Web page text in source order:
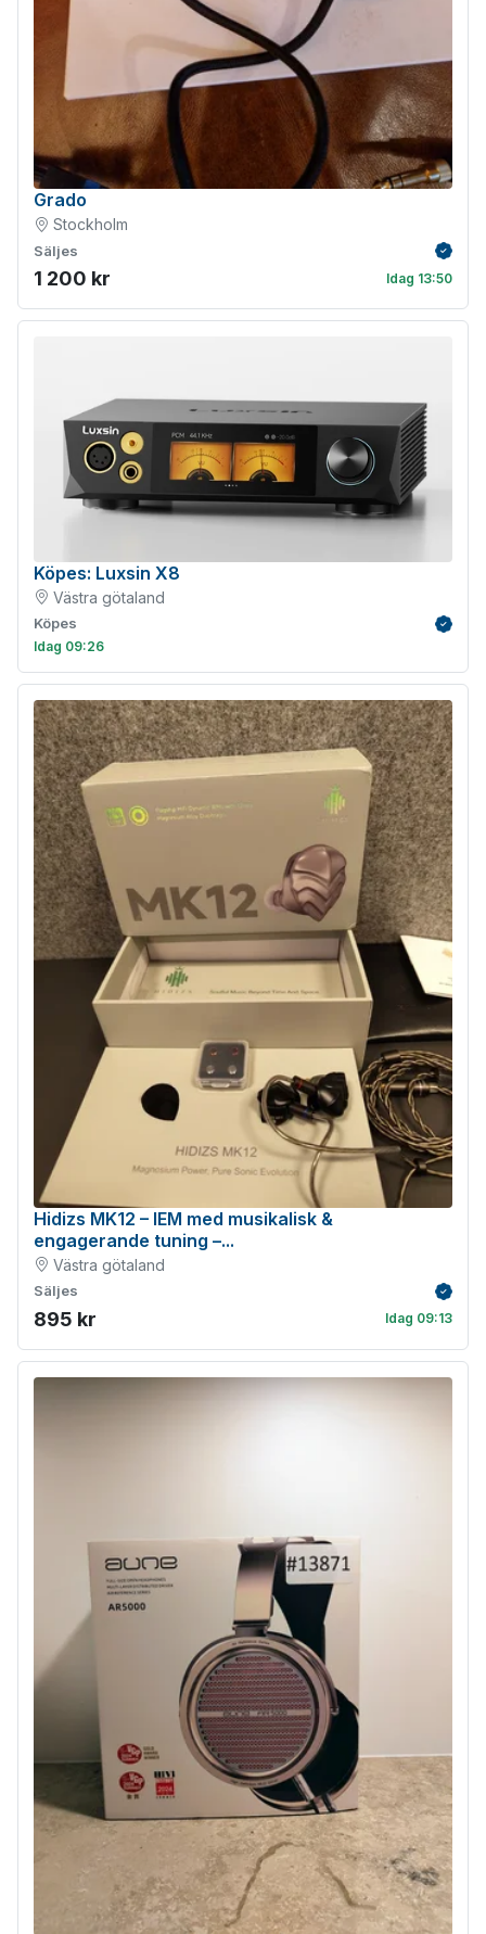
Grado
Stockholm
Säljes
1 200 kr Idag 13:50
Köpes: Luxsin X8
Västra götaland
Köpes
Idag 09:26
Hidizs MK12 – IEM med musikalisk &
engagerande tuning –...
Västra götaland
Säljes
895 kr Idag 09:13